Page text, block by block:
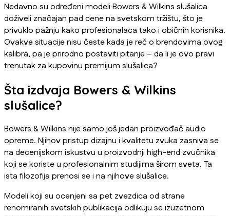
Nedavno su određeni modeli Bowers & Wilkins slušalica
doživeli značajan pad cene na svetskom tržištu, što je
privuklo pažnju kako profesionalaca tako i običnih korisnika.
Ovakve situacije nisu česte kada je reč o brendovima ovog
kalibra, pa je prirodno postaviti pitanje – da li je ovo pravi
trenutak za kupovinu premijum slušalica?
Šta izdvaja Bowers & Wilkins
slušalice?
Bowers & Wilkins nije samo još jedan proizvođač audio
opreme. Njihov pristup dizajnu i kvalitetu zvuka zasniva se
na decenijskom iskustvu u proizvodnji high-end zvučnika
koji se koriste u profesionalnim studijima širom sveta. Ta
ista filozofija prenosi se i na njihove slušalice.
Modeli koji su ocenjeni sa pet zvezdica od strane
renomiranih svetskih publikacija odlikuju se izuzetnom